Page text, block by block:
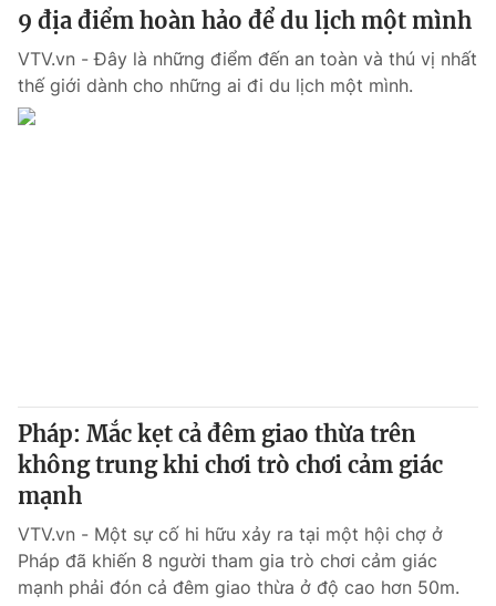
9 địa điểm hoàn hảo để du lịch một mình
VTV.vn - Đây là những điểm đến an toàn và thú vị nhất
thế giới dành cho những ai đi du lịch một mình.
Pháp: Mắc kẹt cả đêm giao thừa trên
không trung khi chơi trò chơi cảm giác
mạnh
VTV.vn - Một sự cố hi hữu xảy ra tại một hội chợ ở
Pháp đã khiến 8 người tham gia trò chơi cảm giác
mạnh phải đón cả đêm giao thừa ở độ cao hơn 50m.